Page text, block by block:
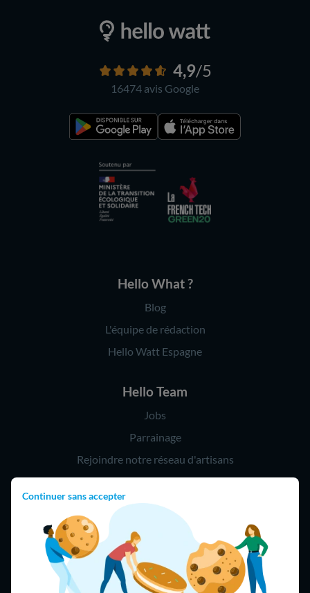
Continuer sans accepter
4,9/5
16474 avis Google
Hello What ?
Blog
L'équipe de rédaction
Hello Watt Espagne
Hello Team
Jobs
Parrainage
Rejoindre notre réseau d'artisans
Hello !
09 75 18 60 60
(8h-21h)
75018 Paris